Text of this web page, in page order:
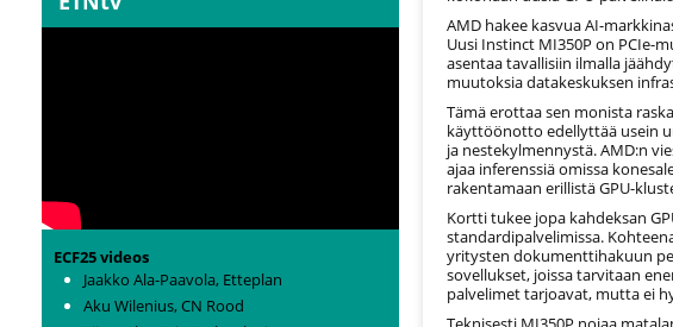
ECF25 videos
Jaakko Ala-Paavola, Etteplan
Aku Wilenius, CN Rood
AMD hakee kasvua AI-
Uusi Instinct MI350P on PCIe-
asentaa tavallisiin ilmalla
muutoksia datakeskuksen
Tämä erottaa sen monista
käyttöönotto edellyttää usein
ja nestekylmennystä. AMD:n
ajaa inferenssiä omissa
rakentamaan erillistä GPU-
Kortti tukee jopa kahdeksan
standardipalvelimissa.
yritysten dokumenttihakuun
sovellukset, joissa tarvitaan
palvelimet tarjoavat, mutta ei